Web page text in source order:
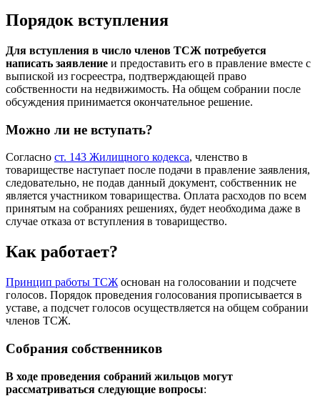
Порядок вступления
Для вступления в число членов ТСЖ потребуется
написать заявление и предоставить его в правление вместе с
выпиской из госреестра, подтверждающей право
собственности на недвижимость. На общем собрании после
обсуждения принимается окончательное решение.
Можно ли не вступать?
Согласно ст. 143 Жилищного кодекса, членство в
товариществе наступает после подачи в правление заявления,
следовательно, не подав данный документ, собственник не
является участником товарищества. Оплата расходов по всем
принятым на собраниях решениях, будет необходима даже в
случае отказа от вступления в товарищество.
Как работает?
Принцип работы ТСЖ основан на голосовании и подсчете
голосов. Порядок проведения голосования прописывается в
уставе, а подсчет голосов осуществляется на общем собрании
членов ТСЖ.
Собрания собственников
В ходе проведения собраний жильцов могут
рассматриваться следующие вопросы: